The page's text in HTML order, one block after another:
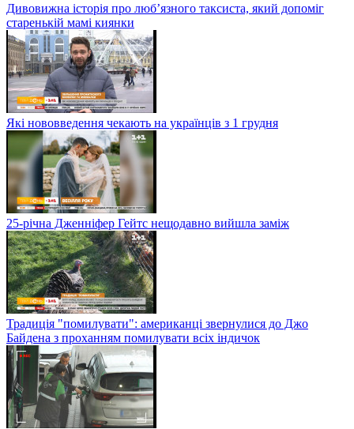
Дивовижна історія про люб’язного таксиста, який допоміг
старенькій мамі киянки
Які нововведення чекають на українців з 1 грудня
25-річна Дженніфер Гейтс нещодавно вийшла заміж
Традиція "помилувати": американці звернулися до Джо
Байдена з проханням помилувати всіх індичок